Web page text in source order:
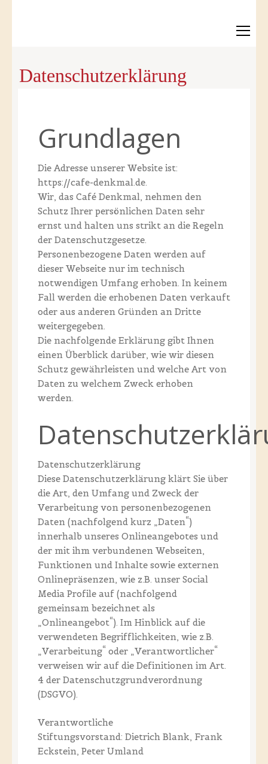
Datenschutzerklärung
Grundlagen
Die Adresse unserer Website ist:
https://cafe-denkmal.de.
Wir, das Café Denkmal, nehmen den
Schutz Ihrer persönlichen Daten sehr
ernst und halten uns strikt an die Regeln
der Datenschutzgesetze.
Personenbezogene Daten werden auf
dieser Webseite nur im technisch
notwendigen Umfang erhoben. In keinem
Fall werden die erhobenen Daten verkauft
oder aus anderen Gründen an Dritte
weitergegeben.
Die nachfolgende Erklärung gibt Ihnen
einen Überblick darüber, wie wir diesen
Schutz gewährleisten und welche Art von
Daten zu welchem Zweck erhoben
werden.
Datenschutzerklärung
Diese Datenschutzerklärung klärt Sie über
die Art, den Umfang und Zweck der
Verarbeitung von personenbezogenen
Daten (nachfolgend kurz „Daten“)
innerhalb unseres Onlineangebotes und
der mit ihm verbundenen Webseiten,
Funktionen und Inhalte sowie externen
Onlinepräsenzen, wie z.B. unser Social
Media Profile auf (nachfolgend
gemeinsam bezeichnet als
„Onlineangebot“). Im Hinblick auf die
verwendeten Begrifflichkeiten, wie z.B.
„Verarbeitung“ oder „Verantwortlicher“
verweisen wir auf die Definitionen im Art.
4 der Datenschutzgrundverordnung
(DSGVO).
Verantwortliche
Stiftungsvorstand: Dietrich Blank, Frank
Eckstein, Peter Umland